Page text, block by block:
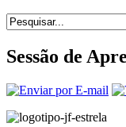
Sessão de